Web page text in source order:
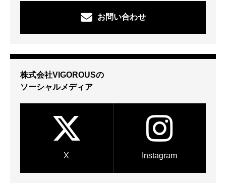
お問い合わせ
株式会社VIGOROUSの
ソーシャルメディア
X Instagram